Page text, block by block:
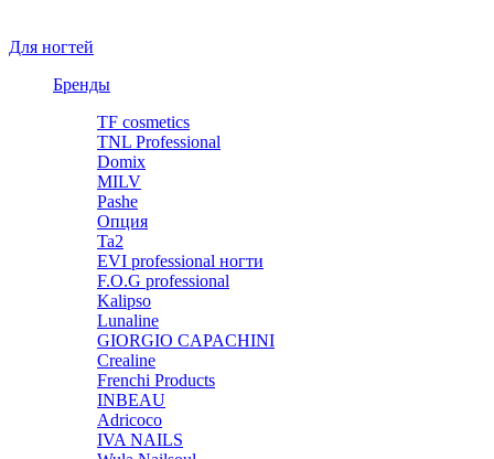
Для ногтей
Бренды
TF cosmetics
TNL Professional
Domix
MILV
Pashe
Опция
Ta2
EVI professional ногти
F.O.G professional
Kalipso
Lunaline
GIORGIO CAPACHINI
Crealine
Frenchi Products
INBEAU
Adricoco
IVA NAILS